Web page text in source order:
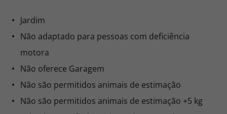
Jardim
Não adaptado para pessoas com deficiência
motora
Não oferece Garagem
Não são permitidos animais de estimação
Não são permitidos animais de estimação +5 kg